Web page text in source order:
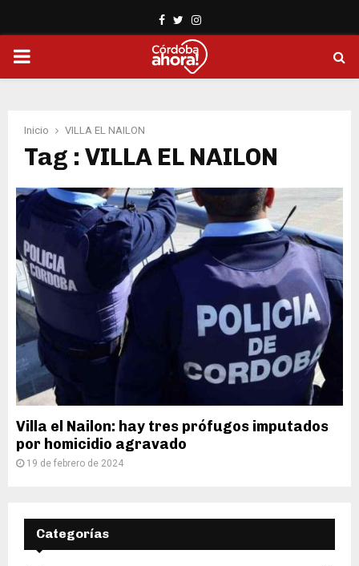
Facebook
TwitterInstagram
PRIMARY
Inicio VILLA EL NAILON
Tag : VILLA EL NAILON
Villa el Nailon: hay tres prófugos imputados
por homicidio agravado
19 de febrero de 2024
Categorías